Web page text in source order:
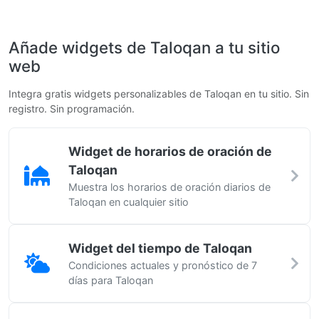
Añade widgets de Taloqan a tu sitio
web
Integra gratis widgets personalizables de Taloqan en tu sitio. Sin
registro. Sin programación.
Widget de horarios de oración de
Taloqan
Muestra los horarios de oración diarios de
Taloqan en cualquier sitio
Widget del tiempo de Taloqan
Condiciones actuales y pronóstico de 7
días para Taloqan